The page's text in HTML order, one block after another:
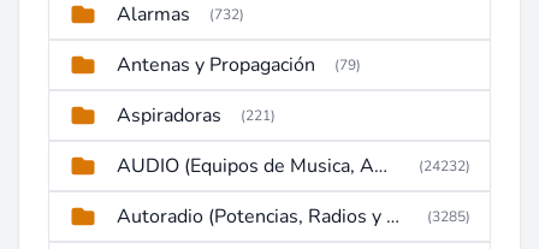
Alarmas (732)
Antenas y Propagación (79)
Aspiradoras (221)
AUDIO (Equipos de Musica, Amplificadores, Reproductores, Etc) (24232)
Autoradio (Potencias, Radios y DVD) (3285)